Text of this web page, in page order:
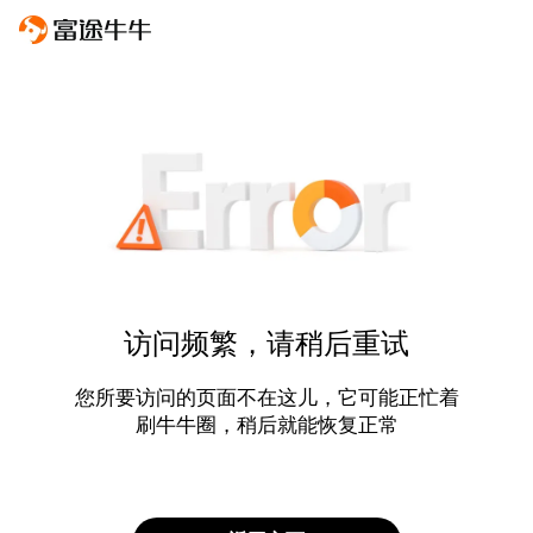
访问频繁，请稍后重试
您所要访问的页面不在这儿，它可能正忙着
刷牛牛圈，稍后就能恢复正常